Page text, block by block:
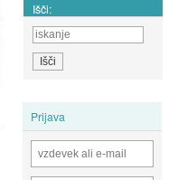
Išči:
Prijava